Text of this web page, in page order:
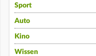
Sport
Auto
Kino
Wissen